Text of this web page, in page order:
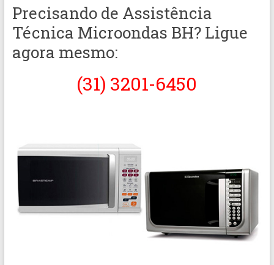
Precisando de Assistência
Técnica Microondas BH? Ligue
agora mesmo:
(31) 3201-6450